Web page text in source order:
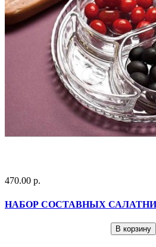
470.00 р.
НАБОР СОСТАВНЫХ
В корзину